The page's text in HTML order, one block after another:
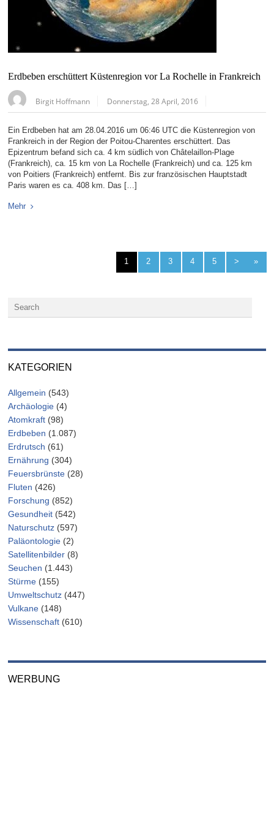
Erdbeben erschüttert Küstenregion vor La Rochelle in Frankreich
Birgit Hoffmann Donnerstag, 28 April, 2016
Ein Erdbeben hat am 28.04.2016 um 06:46 UTC die Küstenregion von
Frankreich in der Region der Poitou-Charentes erschüttert. Das
Epizentrum befand sich ca. 4 km südlich von Châtelaillon-Plage
(Frankreich), ca. 15 km von La Rochelle (Frankreich) und ca. 125 km
von Poitiers (Frankreich) entfernt. Bis zur französischen Hauptstadt
Paris waren es ca. 408 km. Das […]
Mehr
1 2 3 4 5 > »
KATEGORIEN
Allgemein (543)
Archäologie (4)
Atomkraft (98)
Erdbeben (1.087)
Erdrutsch (61)
Ernährung (304)
Feuersbrünste (28)
Fluten (426)
Forschung (852)
Gesundheit (542)
Naturschutz (597)
Paläontologie (2)
Satellitenbilder (8)
Seuchen (1.443)
Stürme (155)
Umweltschutz (447)
Vulkane (148)
Wissenschaft (610)
WERBUNG